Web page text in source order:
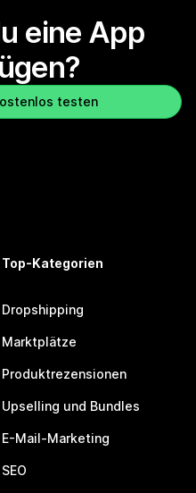
eine App
testen
Top-Kategorien
Dropshipping
Marktplätze
Produktrezensionen
Upselling und Bundles
E-Mail-Marketing
SEO